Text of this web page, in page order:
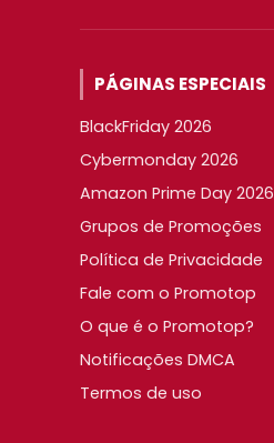
PÁGINAS ESPECIAIS
BlackFriday 2026
Cybermonday 2026
Amazon Prime Day 2026
Grupos de Promoções
Política de Privacidade
Fale com o Promotop
O que é o Promotop?
Notificações DMCA
Termos de uso